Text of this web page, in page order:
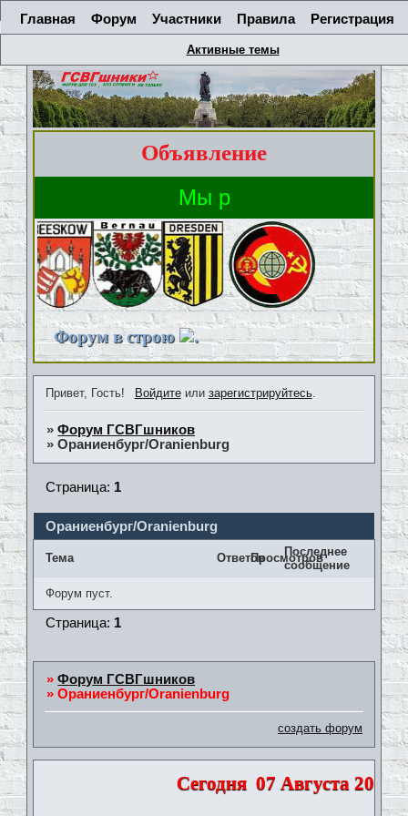
Главная Форум Участники Правила Регистрация
Активные темы
Объявление
Форум в строю .
Привет, Гость! Войдитеили зарегистрируйтесь.
»Форум ГСВГшников
»Ораниенбург/Oranienburg
Ораниенбург/Oranienburg
Страница: 1
Тема ОтветовПросмотров
Последнее
сообщение
Форум пуст.
Страница: 1
»Форум ГСВГшников
»Ораниенбург/Oranienburg
создать форум
Сегодня 07 Августа 2026